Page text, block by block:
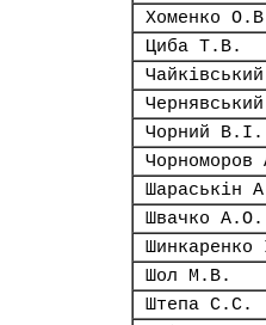
Хоменко
Циба Т.В.
Чорний В.І.
Чорноморов
Шараськін
Швачко А.О.
Шол М.В.
Штепа С.С.